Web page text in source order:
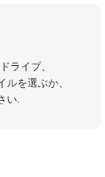
ライブ、
を選ぶか、
い.